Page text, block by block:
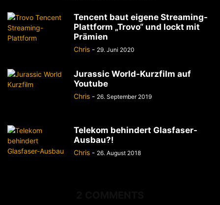
Tencent baut eigene Streaming-
Plattform „Trovo“ und lockt mit
Prämien
Chris - 29. Juni 2020
Jurassic World-Kurzfilm auf
Youtube
Chris - 26. September 2019
Telekom behindert Glasfaser-
Ausbau?!
Chris - 26. August 2018